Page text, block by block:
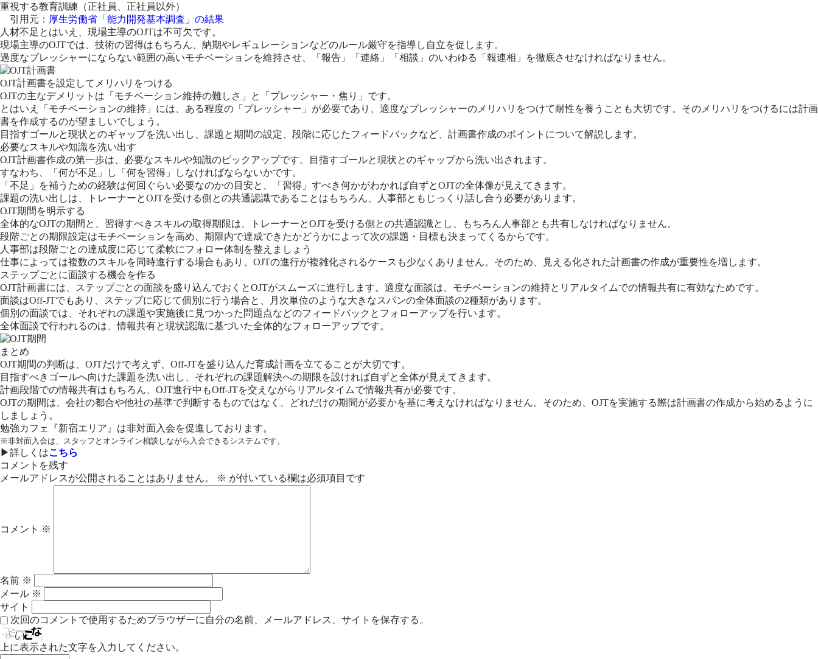
重視する教育訓練（正社員、正社員以外）
引用元： 厚生労働省「能力開発基本調査」の結果
人材不足とはいえ、現場主導のOJTは不可欠です。
現場主導のOJTでは、技術の習得はもちろん、納期やレギュレーションなどのルール厳守を指導し自立を促します。
過度なプレッシャーにならない範囲の高いモチベーションを維持させ、「報告」「連絡」「相談」のいわゆる「報連相」を徹底させなければなりません。
OJT計画書を設定してメリハリをつける
OJTの主なデメリットは「モチベーション維持の難しさ」と「プレッシャー・焦り」です。
とはいえ「モチベーションの維持」には、ある程度の「プレッシャー」が必要であり、適度なプレッシャーのメリハリをつけて耐性を養うことも大切です。そのメリハリをつけるには計画
書を作成するのが望ましいでしょう。
目指すゴールと現状とのギャップを洗い出し、課題と期間の設定、段階に応じたフィードバックなど、計画書作成のポイントについて解説します。
必要なスキルや知識を洗い出す
OJT計画書作成の第一歩は、必要なスキルや知識のピックアップです。目指すゴールと現状とのギャップから洗い出されます。
すなわち、「何が不足」し「何を習得」しなければならないかです。
「不足」を補うための経験は何回ぐらい必要なのかの目安と、「習得」すべき何かがわかれば自ずとOJTの全体像が見えてきます。
課題の洗い出しは、トレーナーとOJTを受ける側との共通認識であることはもちろん、人事部ともじっくり話し合う必要があります。
OJT期間を明示する
全体的なOJTの期間と、習得すべきスキルの取得期限は、トレーナーとOJTを受ける側との共通認識とし、もちろん人事部とも共有しなければなりません。
段階ごとの期限設定はモチベーションを高め、期限内で達成できたかどうかによって次の課題・目標も決まってくるからです。
人事部は段階ごとの達成度に応じて柔軟にフォロー体制を整えましょう
仕事によっては複数のスキルを同時進行する場合もあり、OJTの進行が複雑化されるケースも少なくありません。そのため、見える化された計画書の作成が重要性を増します。
ステップごとに面談する機会を作る
OJT計画書には、ステップごとの面談を盛り込んでおくとOJTがスムーズに進行します。適度な面談は、モチベーションの維持とリアルタイムでの情報共有に有効なためです。
面談はOff-JTでもあり、ステップに応じて個別に行う場合と、月次単位のような大きなスパンの全体面談の2種類があります。
個別の面談では、それぞれの課題や実施後に見つかった問題点などのフィードバックとフォローアップを行います。
全体面談で行われるのは、情報共有と現状認識に基づいた全体的なフォローアップです。
まとめ
OJT期間の判断は、OJTだけで考えず、Off-JTを盛り込んだ育成計画を立てることが大切です。
目指すべきゴールへ向けた課題を洗い出し、それぞれの課題解決への期限を設ければ自ずと全体が見えてきます。
計画段階での情報共有はもちろん、OJT進行中もOff-JTを交えながらリアルタイムで情報共有が必要です。
OJTの期間は、会社の都合や他社の基準で判断するものではなく、どれだけの期間が必要かを基に考えなければなりません。そのため、OJTを実施する際は計画書の作成から始めるように
しましょう。
勉強カフェ『新宿エリア』は非対面入会を促進しております。
※非対面入会は、スタッフとオンライン相談しながら入会できるシステムです。
▶︎詳しくはこちら
コメントを残す
メールアドレスが公開されることはありません。
※ が付いている欄は必須項目です
コメント ※
名前 ※
メール ※
サイト
次回のコメントで使用するためブラウザーに自分の名前、メールアドレス、サイトを保存する。
上に表示された文字を入力してください。